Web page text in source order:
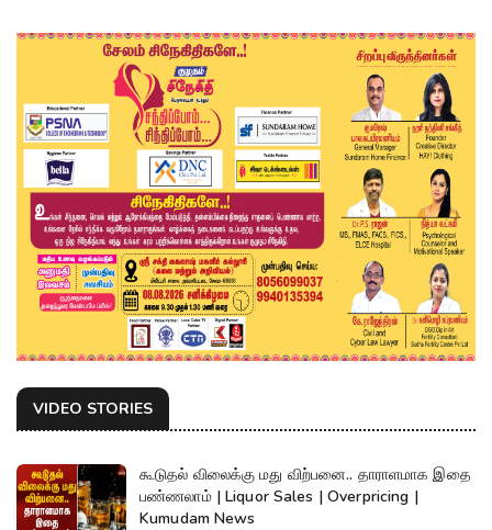
VIDEO STORIES
கூடுதல் விலைக்கு மது விற்பனை.. தாராளமாக இதை
பண்ணலாம் | Liquor Sales | Overpricing |
Kumudam News